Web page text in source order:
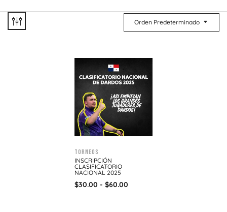
Orden Predeterminado
Torneos
INSCRIPCIÓN
CLASIFICATORIO
NACIONAL 2025
$30.00 - $60.00